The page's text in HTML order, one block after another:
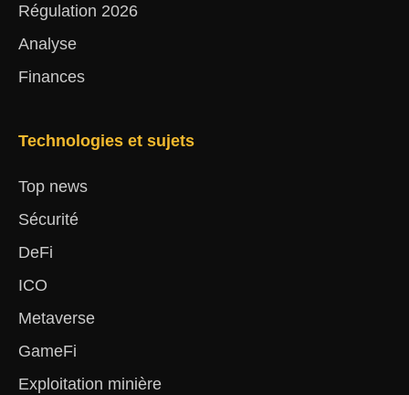
Régulation 2026
Analyse
Finances
Technologies et sujets
Top news
Sécurité
DeFi
ICO
Metaverse
GameFi
Exploitation minière